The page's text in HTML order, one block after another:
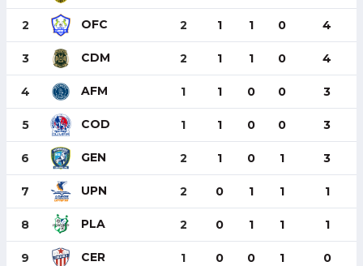
2 OFC 2 1 1 0 4
3 CDM 2 1 1 0 4
4 AFM 1 1 0 0 3
5 COD 1 1 0 0 3
6 GEN 2 1 0 1 3
7 UPN 2 0 1 1 1
8 PLA 2 0 1 1 1
9 CER 1 0 0 1 0